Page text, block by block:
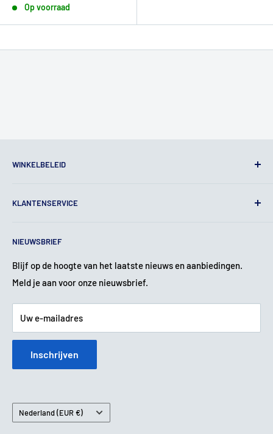
Op voorraad
WINKELBELEID
Juridische kennisgeving
Verzendbeleid
Terugbetalingsbeleid
NIEUWSBRIEF
Blijf op de hoogte van het laatste nieuws en aanbiedingen.
Meld je aan voor onze nieuwsbrief.
Uw e-mailadres
Inschrijven
KLANTENSERVICE
Over ons
Garantie & Klachten
Service & Reparatie
Betaalmethoden
Land
Nederland (EUR €)